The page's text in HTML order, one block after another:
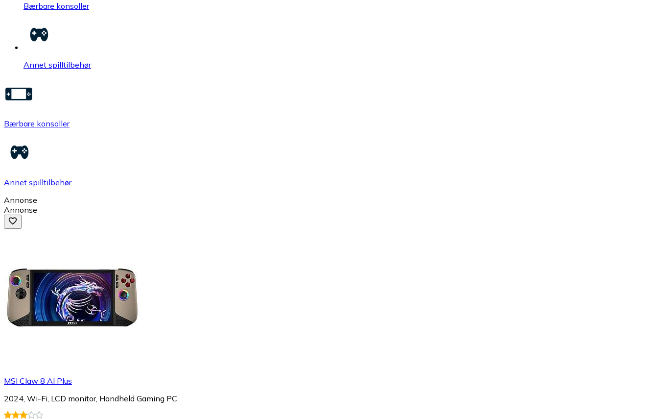
Bærbare konsoller
Annet spilltilbehør
Bærbare konsoller
Annet spilltilbehør
Annonse
Annonse
MSI Claw 8 AI Plus
2024, Wi-Fi, LCD monitor, Handheld Gaming PC